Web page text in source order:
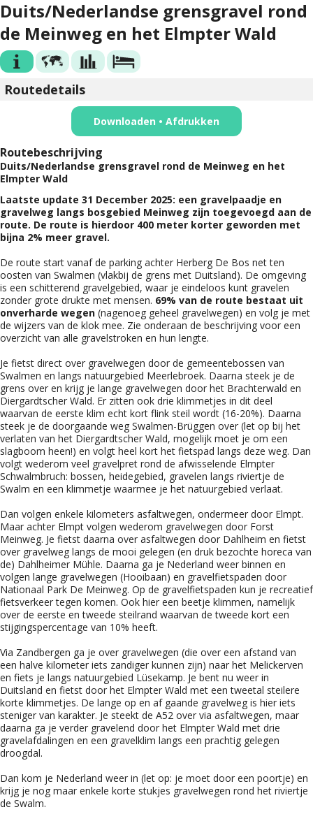
Duits/Nederlandse grensgravel rond
de Meinweg en het Elmpter Wald
Routedetails
Downloaden • Afdrukken
Routebeschrijving
Duits/Nederlandse grensgravel rond de Meinweg en het
Elmpter Wald
Laatste update 31 December 2025: een gravelpaadje en
gravelweg langs bosgebied Meinweg zijn toegevoegd aan de
route. De route is hierdoor 400 meter korter geworden met
bijna 2% meer gravel.
De route start vanaf de parking achter Herberg De Bos net ten
oosten van Swalmen (vlakbij de grens met Duitsland). De omgeving
is een schitterend gravelgebied, waar je eindeloos kunt gravelen
zonder grote drukte met mensen. 69% van de route bestaat uit
onverharde wegen (nagenoeg geheel gravelwegen) en volg je met
de wijzers van de klok mee. Zie onderaan de beschrijving voor een
overzicht van alle gravelstroken en hun lengte.
Je fietst direct over gravelwegen door de gemeentebossen van
Swalmen en langs natuurgebied Meerlebroek. Daarna steek je de
grens over en krijg je lange gravelwegen door het Brachterwald en
Diergardtscher Wald. Er zitten ook drie klimmetjes in dit deel
waarvan de eerste klim echt kort flink steil wordt (16-20%). Daarna
steek je de doorgaande weg Swalmen-Brüggen over (let op bij het
verlaten van het Diergardtscher Wald, mogelijk moet je om een
slagboom heen!) en volgt heel kort het fietspad langs deze weg. Dan
volgt wederom veel gravelpret rond de afwisselende Elmpter
Schwalmbruch: bossen, heidegebied, gravelen langs riviertje de
Swalm en een klimmetje waarmee je het natuurgebied verlaat.
Dan volgen enkele kilometers asfaltwegen, ondermeer door Elmpt.
Maar achter Elmpt volgen wederom gravelwegen door Forst
Meinweg. Je fietst daarna over asfaltwegen door Dahlheim en fietst
over gravelweg langs de mooi gelegen (en druk bezochte horeca van
de) Dahlheimer Mühle. Daarna ga je Nederland weer binnen en
volgen lange gravelwegen (Hooibaan) en gravelfietspaden door
Nationaal Park De Meinweg. Op de gravelfietspaden kun je recreatief
fietsverkeer tegen komen. Ook hier een beetje klimmen, namelijk
over de eerste en tweede steilrand waarvan de tweede kort een
stijgingspercentage van 10% heeft.
Via Zandbergen ga je over gravelwegen (die over een afstand van
een halve kilometer iets zandiger kunnen zijn) naar het Melickerven
en fiets je langs natuurgebied Lüsekamp. Je bent nu weer in
Duitsland en fietst door het Elmpter Wald met een tweetal steilere
korte klimmetjes. De lange op en af gaande gravelweg is hier iets
steniger van karakter. Je steekt de A52 over via asfaltwegen, maar
daarna ga je verder gravelend door het Elmpter Wald met drie
gravelafdalingen en een gravelklim langs een prachtig gelegen
droogdal.
Dan kom je Nederland weer in (let op: je moet door een poortje) en
krijg je nog maar enkele korte stukjes gravelwegen rond het riviertje
de Swalm.